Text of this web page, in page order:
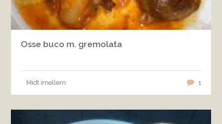
Osse buco m. gremolata
Midt imellem 1